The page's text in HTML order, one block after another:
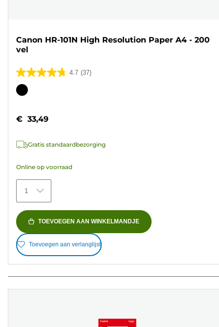
Canon HR-101N High Resolution Paper A4 - 200
vel
4.7 (37)
4.7
van
sterren.
beoordelingen
Kleurencartridge
€ 33,49
Gratis standaardbezorging
Online op voorraad
1
TOEVOEGEN AAN WINKELMANDJE
Toevoegen aan verlanglijst